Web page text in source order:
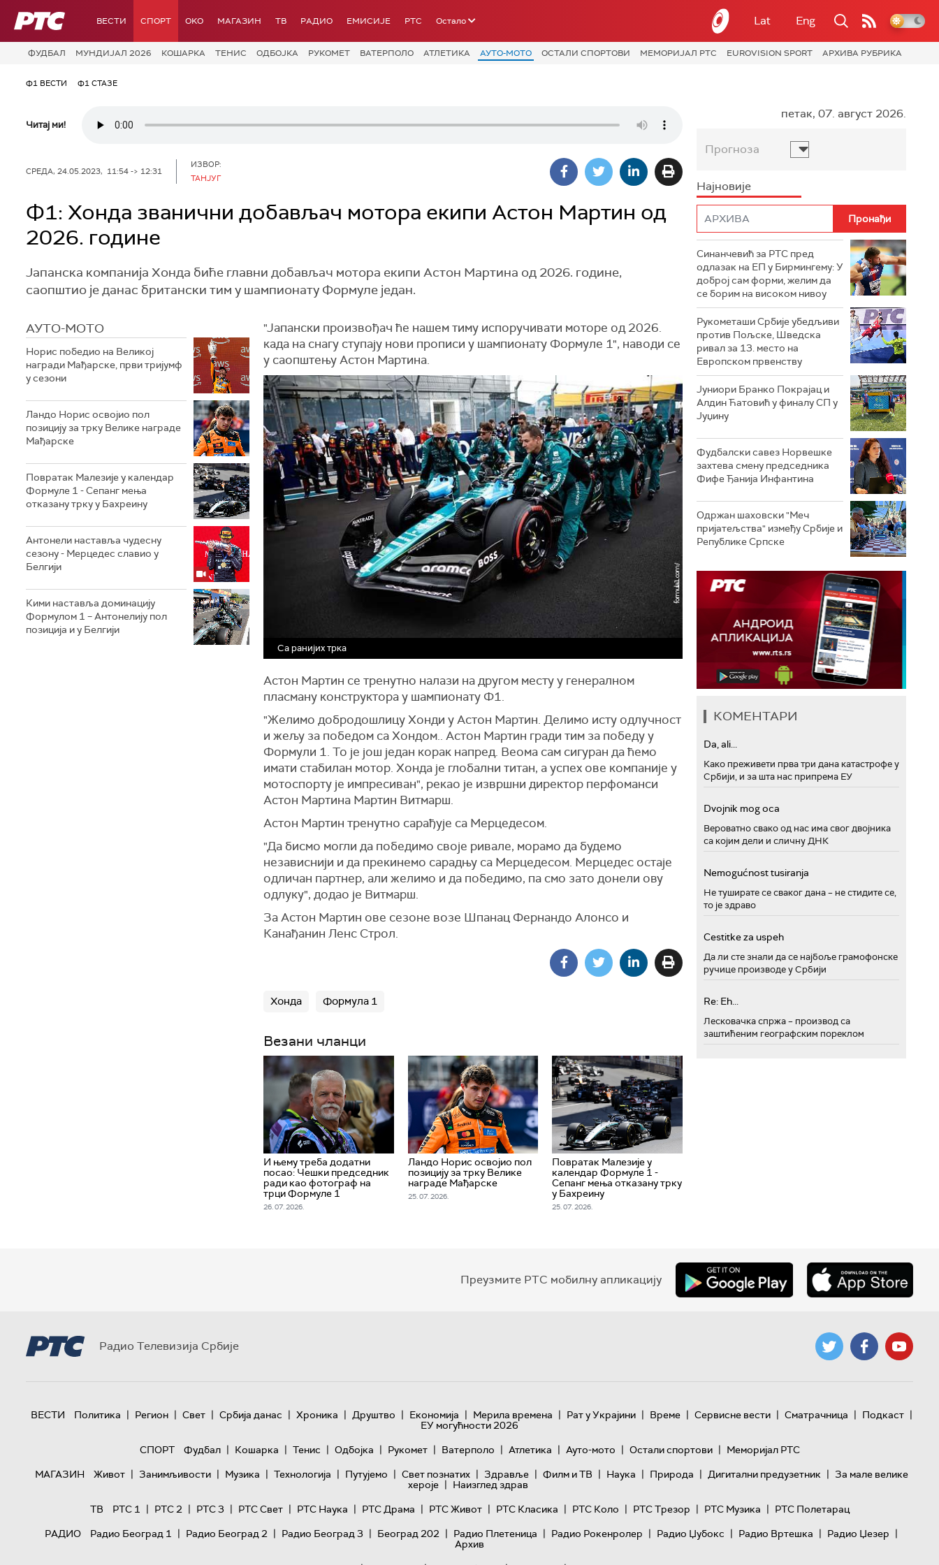
РТС ВЕСТИ СПОРТ OKO МАГАЗИН ТВ РАДИО ЕМИСИЈЕ РТС Остало Lat Eng
ФУДБАЛ МУНДИЈАЛ 2026 КОШАРКА ТЕНИС ОДБОЈКА РУКОМЕТ ВАТЕРПОЛО АТЛЕТИКА АУТО-МОТО ОСТАЛИ СПОРТОВИ МЕМОРИЈАЛ РТС EUROVISION SPORT АРХИВА РУБРИКА
Ф1 ВЕСТИ Ф1 СТАЗЕ
Читај ми!
СРЕДА, 24.05.2023, 11:54 -> 12:31
ИЗВОР:
ТАНЈУГ
Ф1: Хонда званични добављач мотора екипи Астон Мартин од
2026. године
Јапанска компанија Хонда биће главни добављач мотора екипи Астон Мартина од 2026. године,
саопштио је данас британски тим у шампионату Формуле један.
АУТО-МОТО
Норис победио на Великој
награди Мађарске, први тријумф
у сезони
Ландо Норис освојио пол
позицију за трку Велике награде
Мађарске
Повратак Малезије у календар
Формуле 1 - Сепанг мења
отказану трку у Бахреину
Aнтонели наставља чудесну
сезону - Мерцедес славио у
Белгији
Кими наставља доминацију
Формулом 1 – Антонелију пол
позиција и у Белгији
"Јапански произвођач ће нашем тиму испоручивати моторе од 2026.
када на снагу ступају нови прописи у шампионату Формуле 1", наводи се
у саопштењу Астон Мартина.
Са ранијих трка
Астон Мартин се тренутно налази на другом месту у генералном
пласману конструктора у шампионату Ф1.
"Желимо добродошлицу Хонди у Астон Мартин. Делимо исту одлучност
и жељу за победом са Хондом.. Астон Мартин гради тим за победу у
Формули 1. То је још један корак напред. Веома сам сигуран да ћемо
имати стабилан мотор. Хонда је глобални титан, а успех ове компаније у
мотоспорту је импресиван", рекао је извршни директор перфоманси
Астон Мартина Мартин Витмарш.
Астон Мартин тренутно сарађује са Мерцедесом.
"Да бисмо могли да победимо своје ривале, морамо да будемо
независнији и да прекинемо сарадњу са Мерцедесом. Мерцедес остаје
одличан партнер, али желимо и да победимо, па смо зато донели ову
одлуку", додао је Витмарш.
За Астон Мартин ове сезоне возе Шпанац Фернандо Алонсо и
Канађанин Ленс Строл.
Хонда Формула 1
Везани чланци
И њему треба додатни
посао: Чешки председник
ради као фотограф на
трци Формуле 1
26. 07. 2026.
Ландо Норис освојио пол
позицију за трку Велике
награде Мађарске
25. 07. 2026.
Повратак Малезије у
календар Формуле 1 -
Сепанг мења отказану трку
у Бахреину
25. 07. 2026.
петак, 07. август 2026.
Прогноза
Најновије
Синанчевић за РТС пред
одлазак на ЕП у Бирмингему: У
доброј сам форми, желим да
се борим на високом нивоу
Рукометаши Србије убедљиви
против Пољске, Шведска
ривал за 13. место на
Европском првенству
Јуниори Бранко Покрајац и
Алдин Ћатовић у финалу СП у
Јуџину
Фудбалски савез Норвешке
захтева смену председника
Фифе Ђанија Инфантина
Одржан шаховски "Меч
пријатељства" између Србије и
Републике Српске
КОМЕНТАРИ
Da, ali...
Како преживети прва три дана катастрофе у
Србији, и за шта нас припрема ЕУ
Dvojnik mog oca
Вероватно свако од нас има свог двојника
са којим дели и сличну ДНК
Nemogućnost tusiranja
Не туширате се сваког дана – не стидите се,
то је здраво
Cestitke za uspeh
Да ли сте знали да се најбоље грамофонске
ручице производе у Србији
Re: Eh...
Лесковачка спржа – производ са
заштићеним географским пореклом
Преузмите РТС мобилну апликацију
Радио Телевизија Србије
ВЕСТИ Политика | Регион | Свет | Србија данас | Хроника | Друштво | Економија | Мерила времена | Рат у Украјини | Време | Сервисне вести | Сматрачница | Подкаст |
ЕУ могућности 2026
СПОРТ
Фудбал | Кошарка | Тенис | Одбојка | Рукомет | Ватерполо | Атлетика | Ауто-мото | Остали спортови | Меморијал РТС
МАГАЗИН
Живот | Занимљивости | Музика | Технологијa | Путујемо | Свет познатих | Здравље | Филм и ТВ | Наука | Природа | Дигитални предузетник | За мале велике
хероје | Наизглед здрав
ТВ
РТС 1 | РТС 2 | РТС 3 | РТС Свет | РТС Наука | РТС Драма | РТС Живот | РТС Класика | РТС Коло | РТС Трезор | РТС Музика | РТС Полетарац
РАДИО
Радио Београд 1 | Радио Београд 2 | Радио Београд 3 | Београд 202 | Радио Плетеница | Радио Рокенролер | Радио Џубокс | Радио Вртешка | Радио Џезер |
Архив